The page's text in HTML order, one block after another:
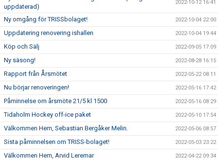
uppdaterad)
2022-10-12 16:41
Ny omgång för TRISSbolaget! 2022-10-04 22:00
Uppdatering renovering ishallen 2022-10-04 19:44
Köp och Sälj 2022-09-05 17:09
Ny säsong! 2022-08-28 16:15
Rapport från Årsmötet 2022-05-22 08:11
Nu börjar renoveringen! 2022-05-16 17:42
Påminnelse om årsmöte 21/5 kl 1500 2022-05-16 08:29
Tidaholm Hockey off-ice paket 2022-05-10 17:54
Välkommen Hem, Sebastian Bergåker Melin. 2022-05-06 08:57
Sista påminnelsen om TRISS-bolaget! 2022-05-03 23:22
Välkommen Hem, Arvid Leremar 2022-04-22 09:34